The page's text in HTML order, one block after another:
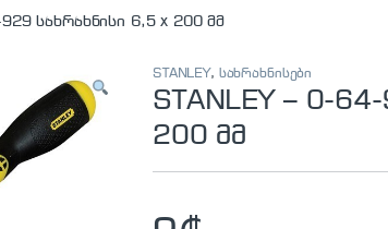
929 სახრახნისი 6,5 x 200 მმ
STANLEY, სახრახნისები
STANLEY – 0-
200 მმ